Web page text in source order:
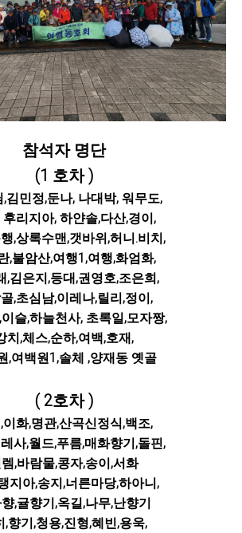
참석자 명단
(1 호차 )
,김민정,둔나, 나대박, 워무도,
후리지아, 하얀솔,다산,경이,
,상록수맨,갯바위,허니.비치,
,불암산,여행1,여행,화엄화,
,김은지,등대,권영호,조은희,
,초심남,이레나,릴리,정이,
슬,하늘천사, 초록일,모자짱,
치,체스,순하,여백,호재,
,여백원1,솔체 ,양재동 옛골
( 2호차 )
이화,명관,산곡신정식,백조,
사,월드,푸름,매화향기,돌핀,
,바람물,콩자,송이,서화
지아,송지,너른마당,하아니,
,귤향기,옥길,나무,난향기
,향기,청용,진형,혜빈,용욱,